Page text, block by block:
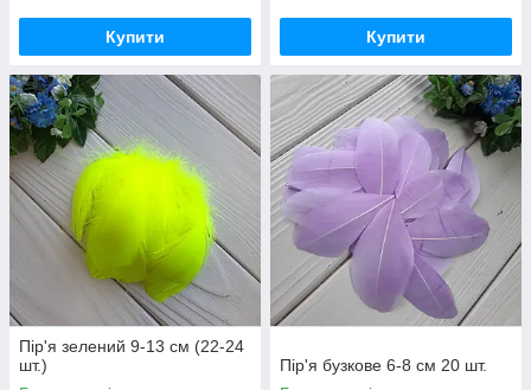
Купити Купити
Пір'я зелений 9-13 см (22-24
шт.)
Пір'я бузкове 6-8 см 20 шт.